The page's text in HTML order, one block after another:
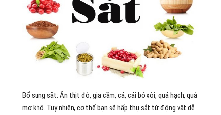
Bổ sung sắt: Ăn thịt đỏ, gia cầm, cá, cải bó xôi, quả hạch, quả
mơ khô. Tuy nhiên, cơ thể bạn sẽ hấp thụ sắt từ động vật dễ